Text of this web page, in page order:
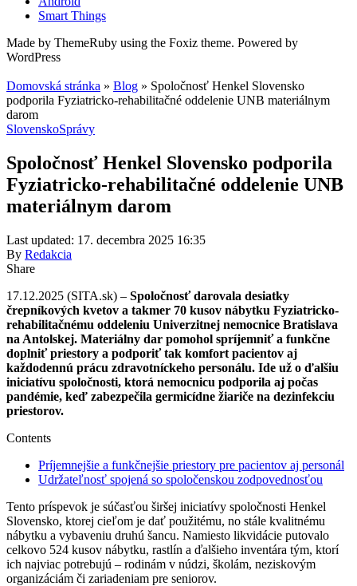
Smart Things
Made by ThemeRuby using the Foxiz theme. Powered by
WordPress
Domovská stránka » Blog » Spoločnosť Henkel Slovensko
podporila Fyziatricko-rehabilitačné oddelenie UNB materiálnym
darom
SlovenskoSprávy
Spoločnosť Henkel Slovensko podporila
Fyziatricko-rehabilitačné oddelenie UNB
materiálnym darom
Last updated: 17. decembra 2025 16:35
By Redakcia
Share
17.12.2025 (SITA.sk) – Spoločnosť darovala desiatky
črepníkových kvetov a takmer 70 kusov nábytku Fyziatricko-
rehabilitačnému oddeleniu Univerzitnej nemocnice Bratislava
na Antolskej. Materiálny dar pomohol spríjemniť a funkčne
doplniť priestory a podporiť tak komfort pacientov aj
každodennú prácu zdravotníckeho personálu. Ide už o ďalšiu
iniciatívu spoločnosti, ktorá nemocnicu podporila aj počas
pandémie, keď zabezpečila germicídne žiariče na dezinfekciu
priestorov.
Contents
Príjemnejšie a funkčnejšie priestory pre pacientov aj personál
Udržateľnosť spojená so spoločenskou zodpovednosťou
Tento príspevok je súčasťou širšej iniciatívy spoločnosti Henkel
Slovensko, ktorej cieľom je dať použitému, no stále kvalitnému
nábytku a vybaveniu druhú šancu. Namiesto likvidácie putovalo
celkovo 524 kusov nábytku, rastlín a ďalšieho inventára tým, ktorí
ich najviac potrebujú – rodinám v núdzi, školám, neziskovým
organizáciám či zariadeniam pre seniorov.